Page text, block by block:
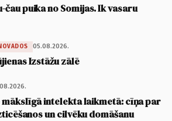
čau puika no Somijas. Ik vasaru
05.08.2026.
Izstāžu zālē
mākslīgā intelekta laikmetā: cīņa par
un cilvēku domāšanu